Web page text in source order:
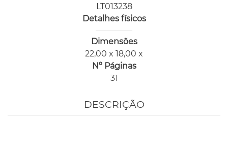
LT013238
Detalhes físicos
Dimensões
22,00 x 18,00 x
Nº Páginas
31
DESCRIÇÃO